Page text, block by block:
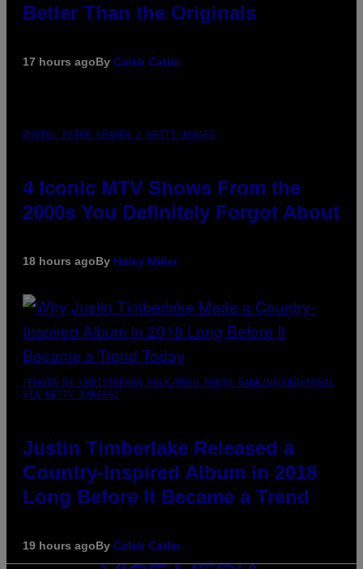
Better Than the Originals
17 hours agoBy Caleb Catlin
PHOTO: PETER KRAMER / GETTY IMAGES
4 Iconic MTV Shows From the
2000s You Definitely Forgot About
18 hours agoBy Haley Miller
(PHOTO BY CHRISTOPHER POLK/NBCU PHOTO BANK/NBCUNIVERSAL
VIA GETTY IMAGES)
Justin Timberlake Released a
Country-Inspired Album in 2018
Long Before It Became a Trend
19 hours agoBy Caleb Catlin